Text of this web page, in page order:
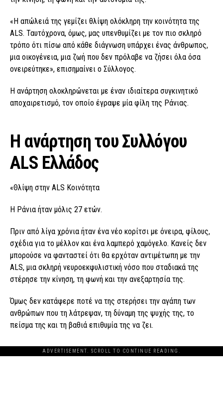
«Η απώλειά της γεμίζει θλίψη ολόκληρη την κοινότητα της
ALS. Ταυτόχρονα, όμως, μας υπενθυμίζει με τον πιο σκληρό
τρόπο ότι πίσω από κάθε διάγνωση υπάρχει ένας άνθρωπος,
μια οικογένεια, μια ζωή που δεν πρόλαβε να ζήσει όλα όσα
ονειρεύτηκε», επισημαίνει ο Σύλλογος.
Η ανάρτηση ολοκληρώνεται με έναν ιδιαίτερα συγκινητικό
αποχαιρετισμό, τον οποίο έγραψε μία φίλη της Ράνιας.
Η ανάρτηση του Συλλόγου
ALS Ελλάδος
«Θλίψη στην ALS Κοινότητα
Η Ράνια ήταν μόλις 27 ετών.
Πριν από λίγα χρόνια ήταν ένα νέο κορίτσι με όνειρα, φίλους,
σχέδια για το μέλλον και ένα λαμπερό χαμόγελο. Κανείς δεν
μπορούσε να φανταστεί ότι θα ερχόταν αντιμέτωπη με την
ALS, μια σκληρή νευροεκφυλιστική νόσο που σταδιακά της
στέρησε την κίνηση, τη φωνή και την ανεξαρτησία της.
Όμως δεν κατάφερε ποτέ να της στερήσει την αγάπη των
ανθρώπων που τη λάτρεψαν, τη δύναμη της ψυχής της, το
πείσμα της και τη βαθιά επιθυμία της να ζει.
ADVERTISEMENT. SCROLL TO CONTINUE READING.